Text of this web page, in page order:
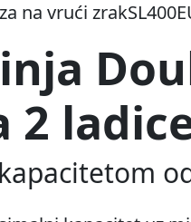
na vrući zrak
2